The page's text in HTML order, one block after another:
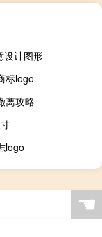
设计图形
标logo
离攻略
logo
☚